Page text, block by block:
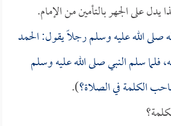
على الجهر بالتأمين من الإمام.
الله عليه وسلم رجلاً يقول: الحمد
فلما سلم النبي صلى الله عليه وسلم
الكلمة في الصلاة؟).